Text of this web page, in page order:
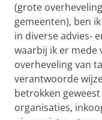
(grote
gemeenten), ben
in diverse advies-
waarbij ik er mede
overheveling van
verantwoorde
betrokken
organisaties,